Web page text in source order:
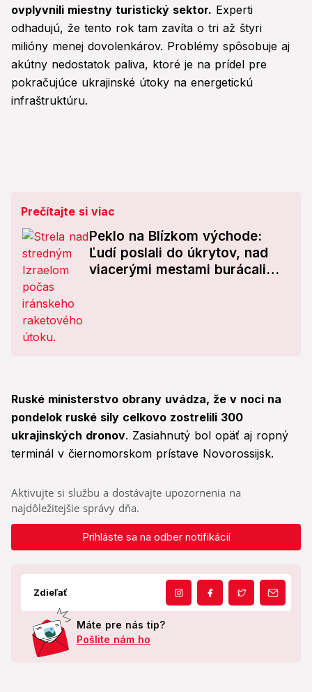
ovplyvnili miestny turistický sektor. Experti
odhadujú, že tento rok tam zavíta o tri až štyri
milióny menej dovolenkárov. Problémy spôsobuje aj
akútny nedostatok paliva, ktoré je na prídel pre
pokračujúce ukrajinské útoky na energetickú
infraštruktúru.
Prečítajte si viac
Peklo na Blízkom východe:
Ľudí poslali do úkrytov, nad
viacerými mestami burácali
Ruské ministerstvo obrany uvádza, že v noci na
pondelok ruské sily celkovo zostrelili 300
ukrajinských dronov. Zasiahnutý bol opäť aj ropný
terminál v čiernomorskom prístave Novorossijsk.
Aktivujte si službu a dostávajte upozornenia na
najdôležitejšie správy dňa.
Prihláste sa na odber notifikácií
Zdieľať
Máte pre nás tip?
Pošlite nám ho